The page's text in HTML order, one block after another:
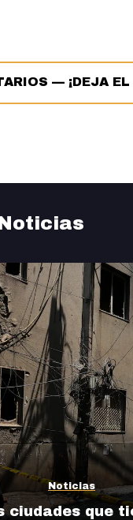
— ¡DEJA
Noticias
ciudades que